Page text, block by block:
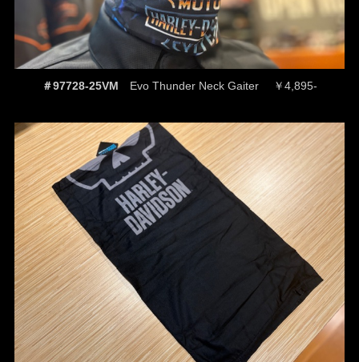
＃97728-25VM Evo Thunder Neck Gaiter ￥4,895-